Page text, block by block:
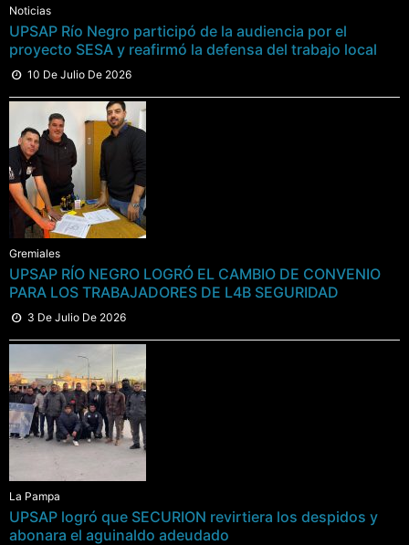
Noticias
UPSAP Río Negro participó de la audiencia por el
proyecto SESA y reafirmó la defensa del trabajo local
10 De Julio De 2026
Gremiales
UPSAP RÍO NEGRO LOGRÓ EL CAMBIO DE CONVENIO
PARA LOS TRABAJADORES DE L4B SEGURIDAD
3 De Julio De 2026
La Pampa
UPSAP logró que SECURION revirtiera los despidos y
abonara el aguinaldo adeudado